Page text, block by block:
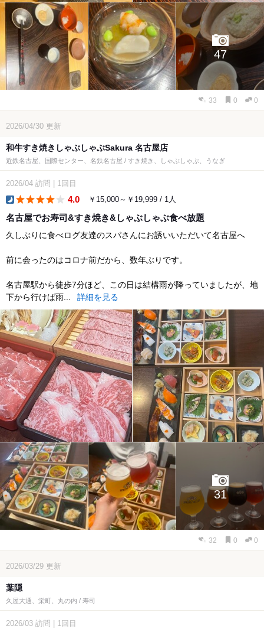
47
33 0 0
2026/04/30 更新
和牛すき焼きしゃぶしゃぶSakura 名古屋店
近鉄名古屋、国際センター、名鉄名古屋 / すき焼き、しゃぶしゃぶ、うなぎ
2026/04 訪問 1回目
4.0 ￥15,000～￥19,999 / 1人
名古屋でお寿司&すき焼き&しゃぶしゃぶ食べ放題
久しぶりに食べログ友達のスパさんにお誘いいただいて名古屋へ
前に会ったのはコロナ前だから、数年ぶりです。
名古屋駅から徒歩7分ほど、この日は結構雨が降っていましたが、地
下から行けば雨...
詳細を見る
31
32 0 0
2026/03/29 更新
葉隠
久屋大通、栄町、丸の内 / 寿司
2026/03 訪問 1回目